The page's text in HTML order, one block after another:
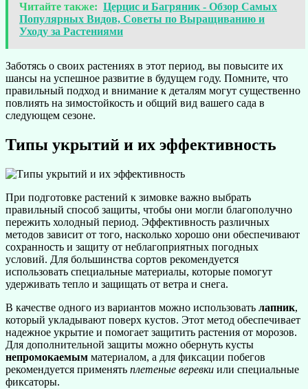
Читайте также: Церцис и Багряник - Обзор Самых
Популярных Видов, Советы по Выращиванию и
Уходу за Растениями
Заботясь о своих растениях в этот период, вы повысите их
шансы на успешное развитие в будущем году. Помните, что
правильный подход и внимание к деталям могут существенно
повлиять на зимостойкость и общий вид вашего сада в
следующем сезоне.
Типы укрытий и их эффективность
При подготовке растений к зимовке важно выбрать
правильный способ защиты, чтобы они могли благополучно
пережить холодный период. Эффективность различных
методов зависит от того, насколько хорошо они обеспечивают
сохранность и защиту от неблагоприятных погодных
условий. Для большинства сортов рекомендуется
использовать специальные материалы, которые помогут
удерживать тепло и защищать от ветра и снега.
В качестве одного из вариантов можно использовать лапник,
который укладывают поверх кустов. Этот метод обеспечивает
надежное укрытие и помогает защитить растения от морозов.
Для дополнительной защиты можно обернуть кусты
непромокаемым материалом, а для фиксации побегов
рекомендуется применять плетеные веревки или специальные
фиксаторы.